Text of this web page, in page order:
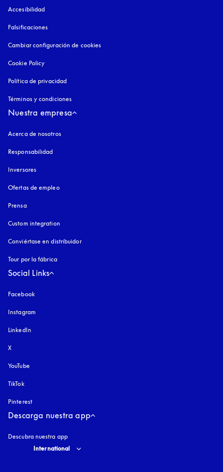
Accesibilidad
Falsificaciones
Cambiar configuración de cookies
Cookie Policy
Política de privacidad
Términos y condiciones
Nuestra empresa
Acerca de nosotros
Responsabilidad
Inversores
Ofertas de empleo
Prensa
Custom integration
Conviértase en distribuidor
Tour por la fábrica
Social Links
Facebook
Instagram
LinkedIn
X
YouTube
TikTok
Pinterest
Descarga nuestra app
Descubra nuestra app
Select country and language
International